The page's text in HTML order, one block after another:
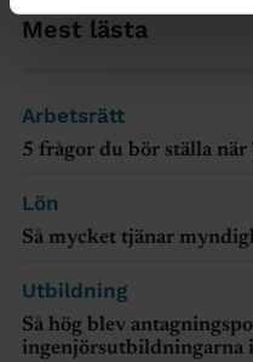
Mest lästa
Arbetsrätt
5 frågor du bör ställa när
Lön
Så mycket tjänar
Utbildning
Så hög blev
ingenjörsutbildningarna